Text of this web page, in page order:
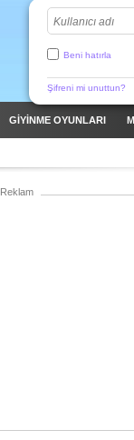
Kullanıcı adı
Beni hatırla
Şifreni mi unuttun?
GİYİNME OYUNLARI
Reklam